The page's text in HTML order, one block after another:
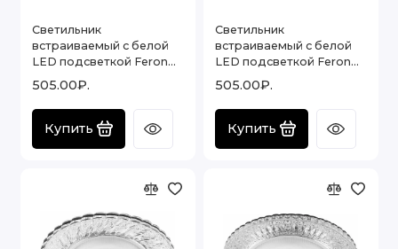
Светильник
встраиваемый с белой
LED подсветкой Feron
GX53 без лампы
прозрачный , 29473
505.00₽.
Купить
Светильник
встраиваемый с белой
LED подсветкой Feron
GX53 без лампы
прозрачный , 29474
505.00₽.
Купить